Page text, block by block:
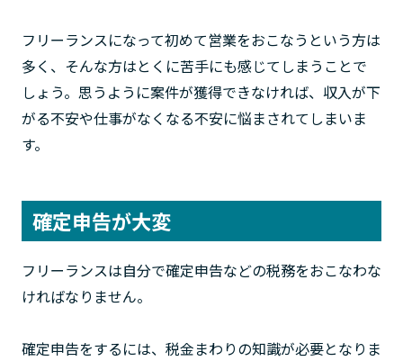
フリーランスになって初めて営業をおこなうという方は
多く、そんな方はとくに苦手にも感じてしまうことで
しょう。思うように案件が獲得できなければ、収入が下
がる不安や仕事がなくなる不安に悩まされてしまいま
す。
確定申告が大変
フリーランスは自分で確定申告などの税務をおこなわな
ければなりません。
確定申告をするには、税金まわりの知識が必要となりま